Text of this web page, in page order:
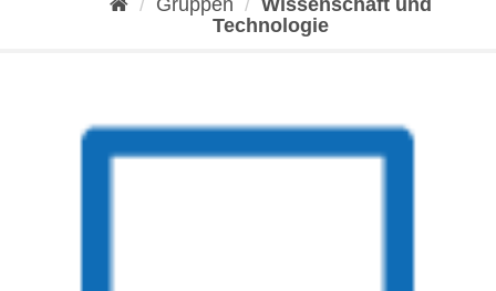
Gruppen
Wissenschaft und
Technologie